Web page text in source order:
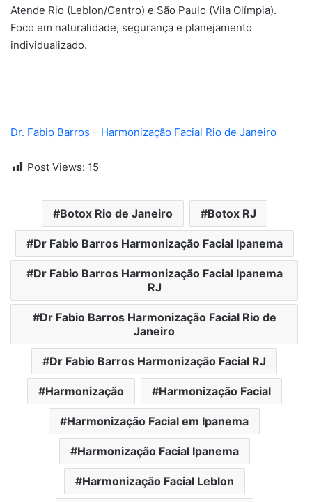
Atende Rio (Leblon/Centro) e São Paulo (Vila Olímpia).
Foco em naturalidade, segurança e planejamento
individualizado.
Dr. Fabio Barros – Harmonização Facial Rio de Janeiro
Post Views: 15
Botox Rio de Janeiro Botox RJ
Dr Fabio Barros Harmonização Facial Ipanema
Dr Fabio Barros Harmonização Facial Ipanema
RJ
Dr Fabio Barros Harmonização Facial Rio de
Janeiro
Dr Fabio Barros Harmonização Facial RJ
Harmonização Harmonização Facial
Harmonização Facial em Ipanema
Harmonização Facial Ipanema
Harmonização Facial Leblon